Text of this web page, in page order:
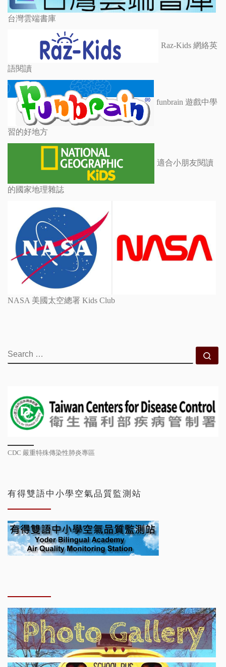
台灣雲端書庫
Raz-Kids 網絡英
語閱讀
funbrain 遊戲中學
習的好地方
適合小朋友閱讀
的國家地理雜誌
NASA 美國太空總署 Kids Club
SEARCH
CDC 嚴重特殊傳染性肺炎專區
有得雙語中小學空氣品質監測站